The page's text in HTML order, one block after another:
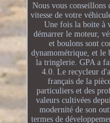
Nous vous conseillons
vitesse de votre
Une fois la boite à
démarrer le moteur,
et boulons sont
dynamométrique, et le
la tringlerie. GPA a
4.0. Le recycleur
français de la
particuliers et des
valeurs cultivées
modernité de son
termes de